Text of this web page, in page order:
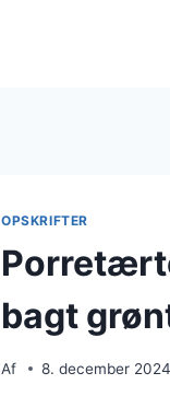
OPSKRIFTER
bagt
Af 8. december 2024